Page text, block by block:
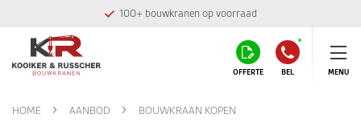
100+ bouwkranen op voorraad
OFFERTE BEL MENU
HOME AANBOD BOUWKRAAN KOPEN